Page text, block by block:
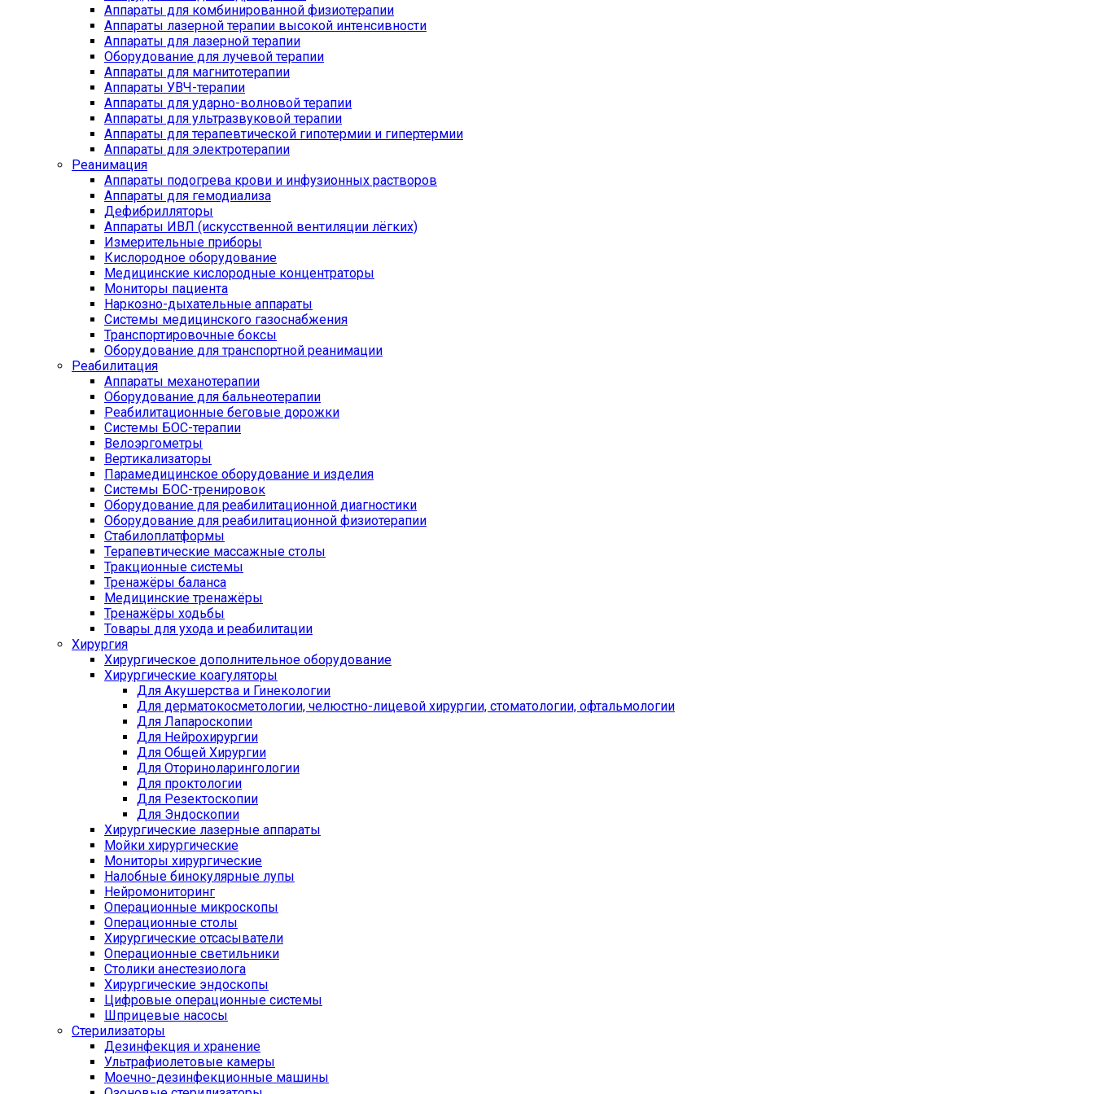
Аппараты для комбинированной физиотерапии
Аппараты лазерной терапии высокой интенсивности
Аппараты для лазерной терапии
Оборудование для лучевой терапии
Аппараты для магнитотерапии
Аппараты УВЧ-терапии
Аппараты для ударно-волновой терапии
Аппараты для ультразвуковой терапии
Аппараты для терапевтической гипотермии и гипертермии
Аппараты для электротерапии
Реанимация
Аппараты подогрева крови и инфузионных растворов
Аппараты для гемодиализа
Дефибрилляторы
Аппараты ИВЛ (искусственной вентиляции лёгких)
Измерительные приборы
Кислородное оборудование
Медицинские кислородные концентраторы
Мониторы пациента
Наркозно-дыхательные аппараты
Системы медицинского газоснабжения
Транспортировочные боксы
Оборудование для транспортной реанимации
Реабилитация
Аппараты механотерапии
Оборудование для бальнеотерапии
Реабилитационные беговые дорожки
Системы БОС-терапии
Велоэргометры
Вертикализаторы
Парамедицинское оборудование и изделия
Системы БОС-тренировок
Оборудование для реабилитационной диагностики
Оборудование для реабилитационной физиотерапии
Стабилоплатформы
Терапевтические массажные столы
Тракционные системы
Тренажёры баланса
Медицинские тренажёры
Тренажёры ходьбы
Товары для ухода и реабилитации
Хирургия
Хирургическое дополнительное оборудование
Хирургические коагуляторы
Для Акушерства и Гинекологии
Для дерматокосметологии, челюстно-лицевой хирургии, стоматологии, офтальмологии
Для Лапароскопии
Для Нейрохирургии
Для Общей Хирургии
Для Оториноларингологии
Для проктологии
Для Резектоскопии
Для Эндоскопии
Хирургические лазерные аппараты
Мойки хирургические
Мониторы хирургические
Налобные бинокулярные лупы
Нейромониторинг
Операционные микроскопы
Операционные столы
Хирургические отсасыватели
Операционные светильники
Столики анестезиолога
Хирургические эндоскопы
Цифровые операционные системы
Шприцевые насосы
Стерилизаторы
Дезинфекция и хранение
Ультрафиолетовые камеры
Моечно-дезинфекционные машины